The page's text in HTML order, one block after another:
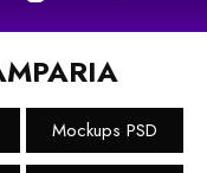
Mockups PSD